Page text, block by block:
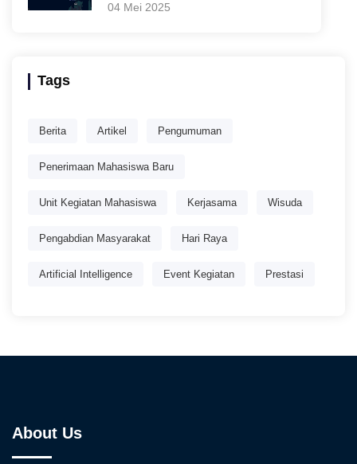
04 Mei 2025
Tags
Berita Artikel Pengumuman
Penerimaan Mahasiswa Baru
Unit Kegiatan Mahasiswa Kerjasama Wisuda
Pengabdian Masyarakat Hari Raya
Artificial Intelligence Event Kegiatan Prestasi
About Us